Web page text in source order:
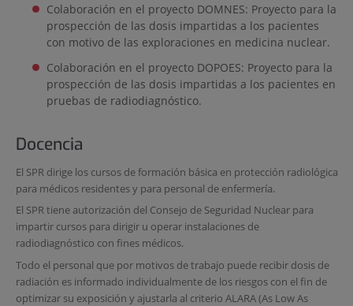
Colaboración en el proyecto DOMNES: Proyecto para la
prospección de las dosis impartidas a los pacientes
con motivo de las exploraciones en medicina nuclear.
Colaboración en el proyecto DOPOES: Proyecto para la
prospección de las dosis impartidas a los pacientes en
pruebas de radiodiagnóstico.
Docencia
El SPR dirige los cursos de formación básica en protección radiológica
para médicos residentes y para personal de enfermería.
El SPR tiene autorización del Consejo de Seguridad Nuclear para
impartir cursos para dirigir u operar instalaciones de
radiodiagnóstico con fines médicos.
Todo el personal que por motivos de trabajo puede recibir dosis de
radiación es informado individualmente de los riesgos con el fin de
optimizar su exposición y ajustarla al criterio ALARA (As Low As